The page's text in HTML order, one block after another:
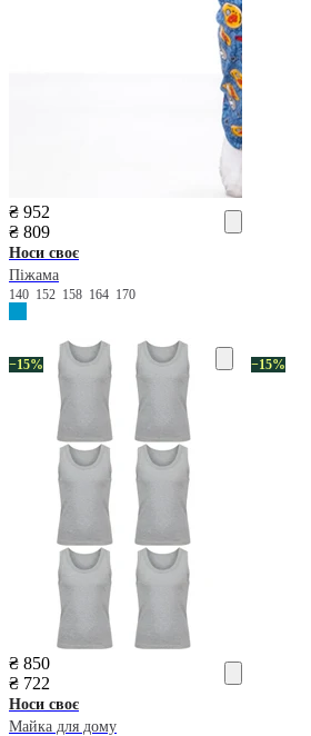
₴ 952
₴ 809
Носи своє
Піжама
140 152 158 164 170
−15%
₴ 850
₴ 722
Носи своє
Майка для дому
−15%